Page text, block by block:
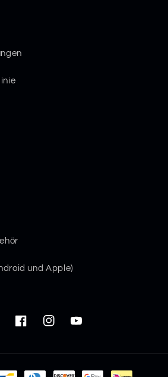
und Apple)
FacebookInstagramYouTube